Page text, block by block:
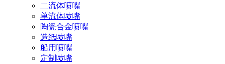
二流体喷嘴
单流体喷嘴
陶瓷合金喷嘴
造纸喷嘴
船用喷嘴
定制喷嘴
此外，空气雾化喷嘴在制造业中还有助于节约原材料。在
传统的喷涂过程中，液体物质容易因为不均匀的喷洒而造成浪
费。而空气雾化喷嘴通过将液体物质雾化成细小颗粒，能够更
好地控制喷涂量和范围，减少不必要的溢出和浪费，从而达到
节约原材料的目的。